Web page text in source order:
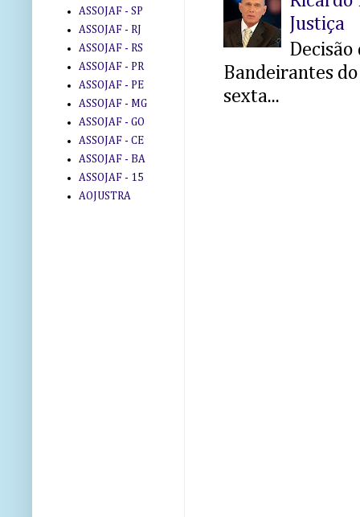
Justiça
Decisão
Bandeirantes
sexta...
ASSOJAF - SP
ASSOJAF - RJ
ASSOJAF - RS
ASSOJAF - PR
ASSOJAF - PE
ASSOJAF - MG
ASSOJAF - GO
ASSOJAF - CE
ASSOJAF - BA
ASSOJAF - 15
AOJUSTRA